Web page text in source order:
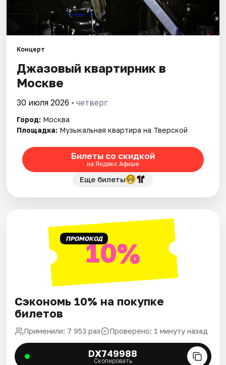
События
Площадки
Артисты
Концерт
Джазовый квартирник в
Москве
30 июля 2026 • четверг
Город: Москва
Площадка: Музыкальная квартира на Тверской
Билеты со скидкой
на Яндекс Афише
Еще билеты
ПРОМОКОД10%
Сэкономь 10% на покупке
билетов
Применили: 7 953 раз Проверено: 1 минуту назад
DX749988
Скопировать